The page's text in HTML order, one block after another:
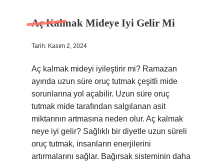
Aç Kalmak Mideye Iyi Gelir Mi
Tarih: Kasım 2, 2024
Aç kalmak mideyi iyileştirir mi? Ramazan
ayında uzun süre oruç tutmak çeşitli mide
sorunlarına yol açabilir. Uzun süre oruç
tutmak mide tarafından salgılanan asit
miktarının artmasına neden olur. Aç kalmak
neye iyi gelir? Sağlıklı bir diyetle uzun süreli
oruç tutmak, insanların enerjilerini
artırmalarını sağlar. Bağırsak sisteminin daha